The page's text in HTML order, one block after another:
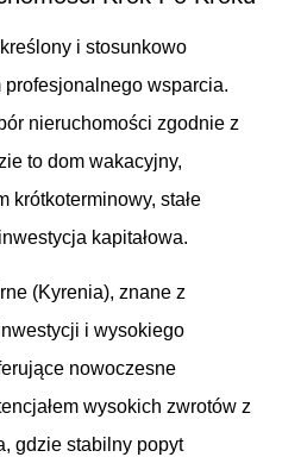
i stosunkowo
wsparcia.
nieruchomości zgodnie z
to dom wakacyjny,
krótkoterminowy, stałe
kapitałowa.
(Kyrenia), znane z
i wysokiego
nowoczesne
wysokich zwrotów z
gdzie stabilny popyt